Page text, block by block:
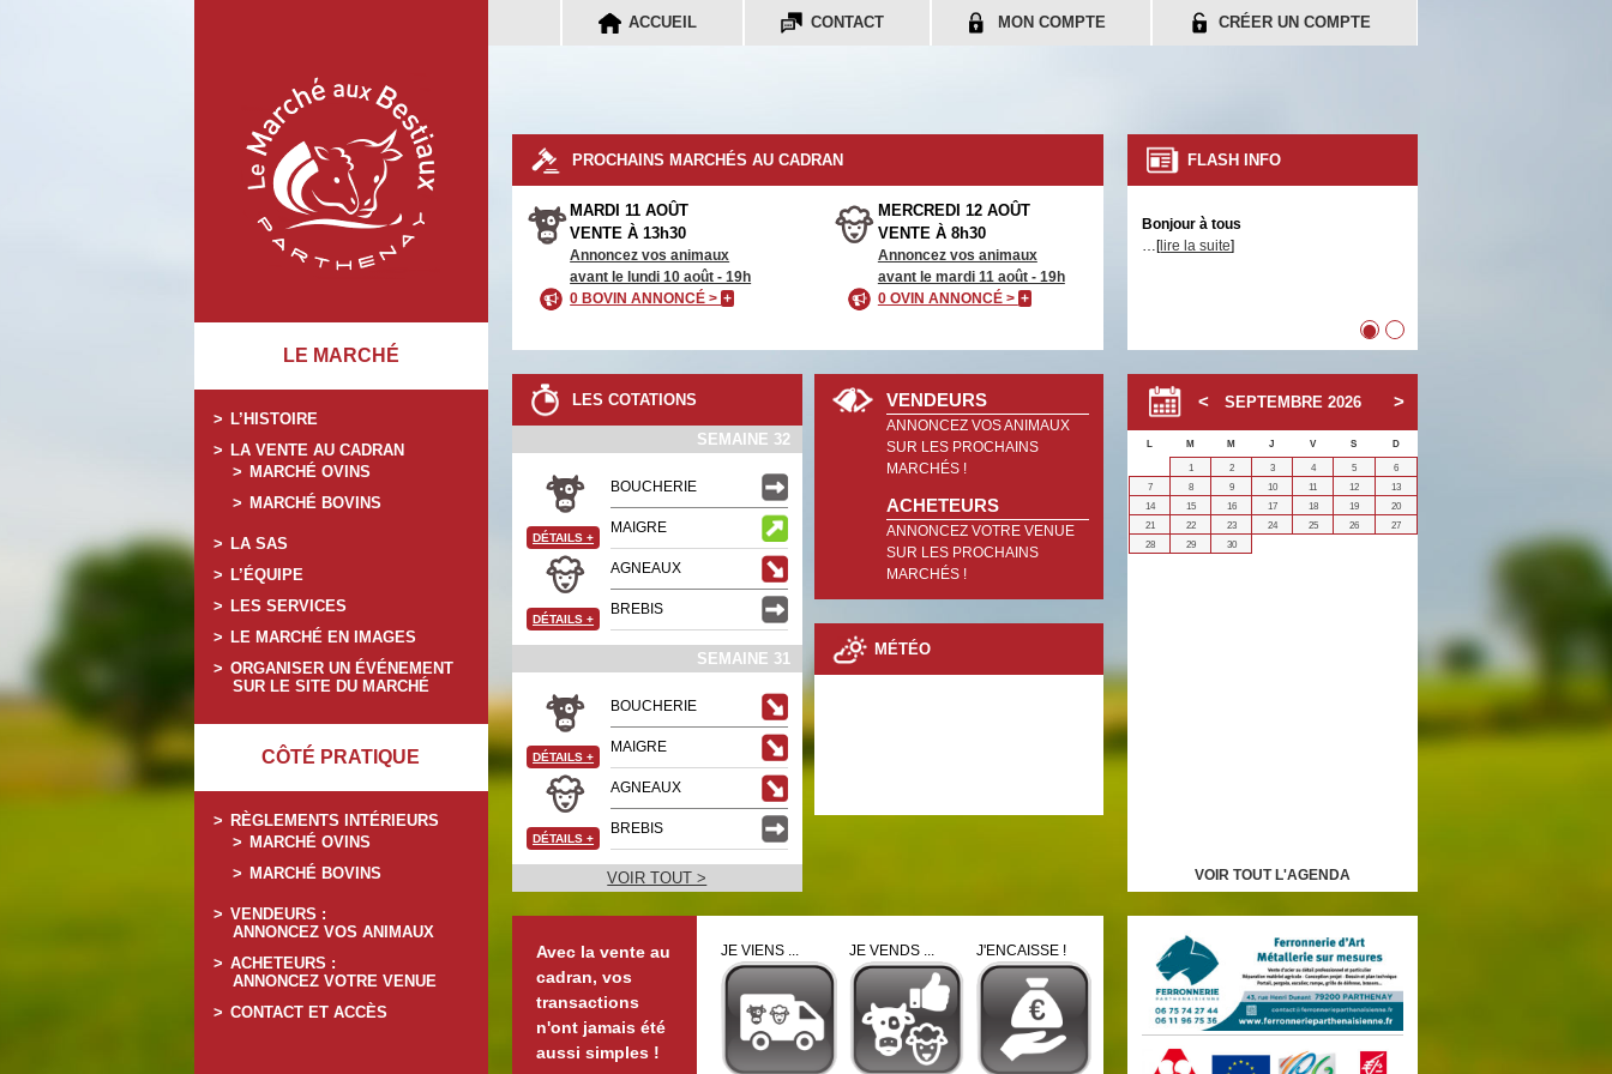
ACCUEIL CONTACT MON COMPTE CRÉER UN COMPTE
LE MARCHÉ
L’HISTOIRE
LA VENTE AU CADRAN
MARCHÉ OVINS
MARCHÉ BOVINS
LA SAS
L’ÉQUIPE
LES SERVICES
LE MARCHÉ EN IMAGES
ORGANISER UN ÉVÉNEMENT
SUR LE SITE DU MARCHÉ
CÔTÉ PRATIQUE
RÈGLEMENTS INTÉRIEURS
MARCHÉ OVINS
MARCHÉ BOVINS
VENDEURS :
ANNONCEZ VOS ANIMAUX
ACHETEURS :
ANNONCEZ VOTRE VENUE
CONTACT ET ACCÈS
PROCHAINS MARCHÉS AU CADRAN
MARDI 11 AOÛT
VENTE À 13h30
Annoncez vos animaux
avant le lundi 10 août - 19h
0 BOVIN ANNONCÉ >+
MERCREDI 12 AOÛT
VENTE À 8h30
Annoncez vos animaux
avant le mardi 11 août - 19h
0 OVIN ANNONCÉ > +
FLASH INFO
Bonjour à tous
…[lire la suite]
••
LES COTATIONS
SEMAINE 32
BOUCHERIE
MAIGRE
DÉTAILS +
AGNEAUX
BREBIS
DÉTAILS +
SEMAINE 31
BOUCHERIE
MAIGRE
DÉTAILS +
AGNEAUX
BREBIS
DÉTAILS +
VOIR TOUT >
VENDEURS
ANNONCEZ VOS ANIMAUX
SUR LES PROCHAINS
MARCHÉS !
ACHETEURS
ANNONCEZ VOTRE VENUE
SUR LES PROCHAINS
MARCHÉS !
MÉTÉO
SEPTEMBRE 2026
L M M J V S
D
1
2 3 4 5
6
7
8 9 10 11 12
13
14
15 16 17 18 19
20
21
22 23 24 25 26
27
28
29 30
VOIR TOUT L'AGENDA
Avec la vente au
cadran, vos
transactions
n'ont jamais été
aussi simples !
JE VIENS ... JE VENDS ... J'ENCAISSE !